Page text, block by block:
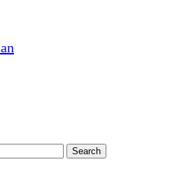
Search